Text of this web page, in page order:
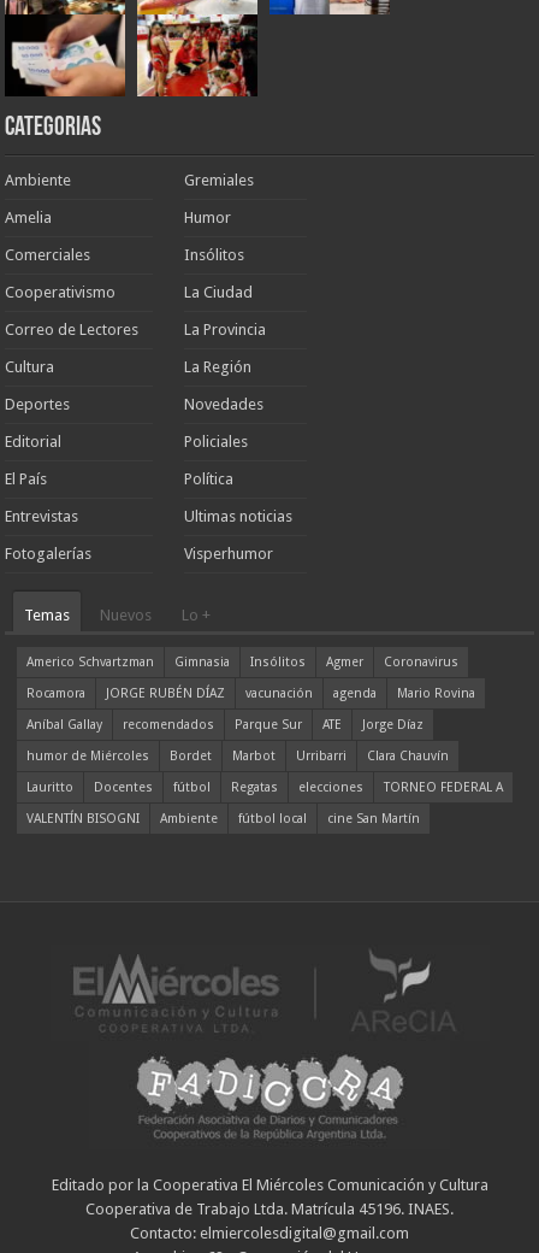
Categorias
Ambiente
Amelia
Comerciales
Cooperativismo
Correo de Lectores
Cultura
Deportes
Editorial
El País
Entrevistas
Fotogalerías
Gremiales
Humor
Insólitos
La Ciudad
La Provincia
La Región
Novedades
Policiales
Política
Ultimas noticias
Visperhumor
Temas Nuevos Lo +
Americo Schvartzman Gimnasia Insólitos Agmer
Coronavirus
Rocamora
JORGE RUBÉN DÍAZ vacunación agenda
Mario Rovina
Aníbal Gallay
recomendados Parque Sur ATE
Jorge Díaz
humor de Miércoles
Bordet Marbot Urribarri
Clara Chauvín
Lauritto
Docentes fútbol Regatas elecciones
TORNEO FEDERAL A
VALENTÍN BISOGNI
Ambiente fútbol local cine San Martín
Editado por la Cooperativa El Miércoles Comunicación y Cultura
Cooperativa de Trabajo Ltda. Matrícula 45196. INAES.
Contacto: elmiercolesdigital@gmail.com